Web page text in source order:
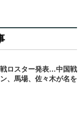
ロスター発表…中国戦
、馬場、佐々木が名を